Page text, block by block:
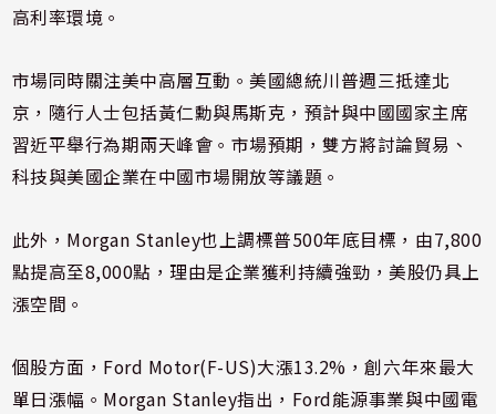
高利率環境。
市場同時關注美中高層互動。美國總統川普週三抵達北
京，隨行人士包括黃仁勳與馬斯克，預計與中國國家主席
習近平舉行為期兩天峰會。市場預期，雙方將討論貿易、
科技與美國企業在中國市場開放等議題。
此外， Morgan Stanley也上調標普500年底目標，由7,800
點提高至8,000點，理由是企業獲利持續強勁，美股仍具上
漲空間。
個股方面， Ford Motor(F-US)大漲13.2%，創六年來最大
單日漲幅。Morgan Stanley指出，Ford能源事業與中國電